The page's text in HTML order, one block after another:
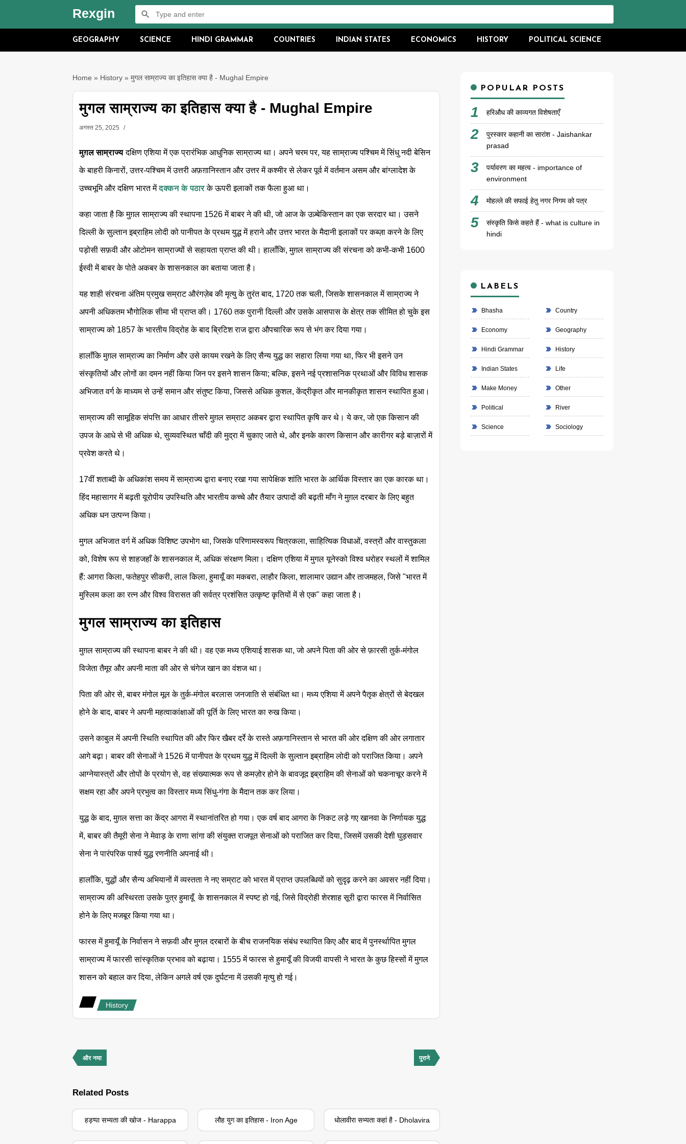
Rexgin
GEOGRAPHY SCIENCE HINDI GRAMMAR COUNTRIES INDIAN STATES ECONOMICS HISTORY POLITICAL SCIENCE
Home » History » मुगल साम्राज्य का इतिहास क्या है - Mughal Empire
मुगल साम्राज्य का इतिहास क्या है - Mughal Empire
अगस्त 25, 2025
मुग़ल साम्राज्यदक्षिण एशिया में एक प्रारंभिक आधुनिक साम्राज्य था। अपने चरम पर, यह साम्राज्य पश्चिम में सिंधु नदी बेसिन
के बाहरी किनारों, उत्तर-पश्चिम में उत्तरी अफ़ग़ानिस्तान और उत्तर में कश्मीर से लेकर पूर्व में वर्तमान असम और बांग्लादेश के
उच्चभूमि और दक्षिण भारत मेंदक्कन के पठारके ऊपरी इलाकों तक फैला हुआ था।
कहा जाता है कि मुग़ल साम्राज्य की स्थापना 1526 में बाबर ने की थी, जो आज के उज़्बेकिस्तान का एक सरदार था। उसने
दिल्ली के सुल्तान इब्राहिम लोदी को पानीपत के प्रथम युद्ध में हराने और उत्तर भारत के मैदानी इलाकों पर कब्ज़ा करने के लिए
पड़ोसी सफ़वी और ओटोमन साम्राज्यों से सहायता प्राप्त की थी। हालाँकि, मुग़ल साम्राज्य की संरचना को कभी-कभी 1600
ईस्वी में बाबर के पोते अकबर के शासनकाल का बताया जाता है।
यह शाही संरचना अंतिम प्रमुख सम्राट औरंगज़ेब की मृत्यु के तुरंत बाद, 1720 तक चली, जिसके शासनकाल में साम्राज्य ने
अपनी अधिकतम भौगोलिक सीमा भी प्राप्त की। 1760 तक पुरानी दिल्ली और उसके आसपास के क्षेत्र तक सीमित हो चुके इस
साम्राज्य को 1857 के भारतीय विद्रोह के बाद ब्रिटिश राज द्वारा औपचारिक रूप से भंग कर दिया गया।
हालाँकि मुग़ल साम्राज्य का निर्माण और उसे कायम रखने के लिए सैन्य युद्ध का सहारा लिया गया था, फिर भी इसने उन
संस्कृतियों और लोगों का दमन नहीं किया जिन पर इसने शासन किया; बल्कि, इसने नई प्रशासनिक प्रथाओं और विविध शासक
अभिजात वर्ग के माध्यम से उन्हें समान और संतुष्ट किया, जिससे अधिक कुशल, केंद्रीकृत और मानकीकृत शासन स्थापित हुआ।
साम्राज्य की सामूहिक संपत्ति का आधार तीसरे मुग़ल सम्राट अकबर द्वारा स्थापित कृषि कर थे। ये कर, जो एक किसान की
उपज के आधे से भी अधिक थे, सुव्यवस्थित चाँदी की मुद्रा में चुकाए जाते थे, और इनके कारण किसान और कारीगर बड़े बाज़ारों में
प्रवेश करते थे।
17वीं शताब्दी के अधिकांश समय में साम्राज्य द्वारा बनाए रखा गया सापेक्षिक शांति भारत के आर्थिक विस्तार का एक कारक था।
हिंद महासागर में बढ़ती यूरोपीय उपस्थिति और भारतीय कच्चे और तैयार उत्पादों की बढ़ती माँग ने मुग़ल दरबार के लिए बहुत
अधिक धन उत्पन्न किया।
मुगल अभिजात वर्ग में अधिक विशिष्ट उपभोग था, जिसके परिणामस्वरूप चित्रकला, साहित्यिक विधाओं, वस्त्रों और वास्तुकला
को, विशेष रूप से शाहजहाँ के शासनकाल में, अधिक संरक्षण मिला। दक्षिण एशिया में मुगल यूनेस्को विश्व धरोहर स्थलों में शामिल
हैं: आगरा किला, फतेहपुर सीकरी, लाल किला, हुमायूँ का मकबरा, लाहौर किला, शालामार उद्यान और ताजमहल, जिसे "भारत में
मुस्लिम कला का रत्न और विश्व विरासत की सर्वत्र प्रशंसित उत्कृष्ट कृतियों में से एक" कहा जाता है।
मुगल साम्राज्य का इतिहास
मुग़ल साम्राज्य की स्थापना बाबर ने की थी। वह एक मध्य एशियाई शासक था, जो अपने पिता की ओर से फ़ारसी तुर्क-मंगोल
विजेता तैमूर और अपनी माता की ओर से चंगेज खान का वंशज था।
पिता की ओर से, बाबर मंगोल मूल के तुर्क-मंगोल बरलास जनजाति से संबंधित था। मध्य एशिया में अपने पैतृक क्षेत्रों से बेदखल
होने के बाद, बाबर ने अपनी महत्वाकांक्षाओं की पूर्ति के लिए भारत का रुख किया।
उसने काबुल में अपनी स्थिति स्थापित की और फिर खैबर दर्रे के रास्ते अफ़गानिस्तान से भारत की ओर दक्षिण की ओर लगातार
आगे बढ़ा। बाबर की सेनाओं ने 1526 में पानीपत के प्रथम युद्ध में दिल्ली के सुल्तान इब्राहिम लोदी को पराजित किया। अपने
आग्नेयास्त्रों और तोपों के प्रयोग से, वह संख्यात्मक रूप से कमज़ोर होने के बावजूद इब्राहिम की सेनाओं को चकनाचूर करने में
सक्षम रहा और अपने प्रभुत्व का विस्तार मध्य सिंधु-गंगा के मैदान तक कर लिया।
युद्ध के बाद, मुग़ल सत्ता का केंद्र आगरा में स्थानांतरित हो गया। एक वर्ष बाद आगरा के निकट लड़े गए खानवा के निर्णायक युद्ध
में, बाबर की तैमूरी सेना ने मेवाड़ के राणा सांगा की संयुक्त राजपूत सेनाओं को पराजित कर दिया, जिसमें उसकी देशी घुड़सवार
सेना ने पारंपरिक पार्श्व युद्ध रणनीति अपनाई थी।
हालाँकि, युद्धों और सैन्य अभियानों में व्यस्तता ने नए सम्राट को भारत में प्राप्त उपलब्धियों को सुदृढ़ करने का अवसर नहीं दिया।
साम्राज्य की अस्थिरता उसके पुत्र हुमायूँ के शासनकाल में स्पष्ट हो गई, जिसे विद्रोही शेरशाह सूरी द्वारा फारस में निर्वासित
होने के लिए मजबूर किया गया था।
फारस में हुमायूँ के निर्वासन ने सफ़वी और मुगल दरबारों के बीच राजनयिक संबंध स्थापित किए और बाद में पुनर्स्थापित मुगल
साम्राज्य में फारसी सांस्कृतिक प्रभाव को बढ़ाया। 1555 में फारस से हुमायूँ की विजयी वापसी ने भारत के कुछ हिस्सों में मुगल
शासन को बहाल कर दिया, लेकिन अगले वर्ष एक दुर्घटना में उसकी मृत्यु हो गई।
History
और नया पुराने
Related Posts
हड़प्पा सभ्यता की खोज - Harappa लौह युग का इतिहास - Iron Age धोलावीरा सभ्यता कहां है - Dholavira
POPULAR POSTS
हरिऔध की काव्यगत विशेषताएँ
पुरस्कार कहानी का सारांश - Jaishankar
prasad
पर्यावरण का महत्व - importance of
environment
मोहल्ले की सफाई हेतु नगर निगम को पत्र
संस्कृति किसे कहते हैं - what is culture in
hindi
LABELS
Bhasha Country
Economy Geography
Hindi Grammar History
Indian States Life
Make Money Other
Political River
Science Sociology